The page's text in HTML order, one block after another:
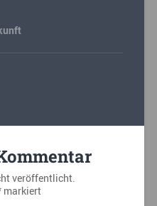
veröffentlicht.
markiert